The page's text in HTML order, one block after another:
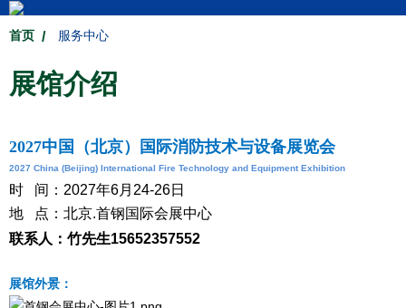
首页 服务中心
展馆介绍
2027中国（北京）国际消防技术与设备展览会
2027 China (Beijing) International Fire Technology and Equipment Exhibition
时 间：2027年6月24-26日
地 点：北京.首钢国际会展中心
联系人：竹先生15652357552
展馆外景：